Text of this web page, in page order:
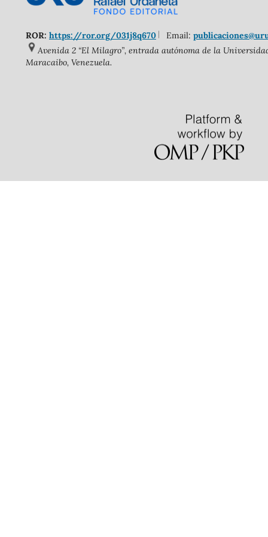
ROR: https://ror.org/031j8q670 Email:
Avenida 2 “El Milagro”, entrada autónoma de la
Maracaibo, Venezuela.